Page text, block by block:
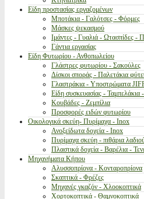
Είδη προστασίας εργαζομένων
Μποτάκια - Γαλότσες - Φόρμες
Μάσκες ψεκασμού
Ιμάντες - Γυαλιά - Ωτασπίδες -
Γάντια εργασίας
Είδη Φυτωρίου - Ανθοπωλείου
Γλάστρες φυτωρίου - Σακούλες
Δίσκοι σποράς - Παλετάκια
Γλαστράκια - Υποστρώματα
Είδη συσκευασίας - Ταμπελάκια
Κουβάδες - Ζεμπίλια
Προσφορές ειδών φυτωρίου
Οικολογικά σκεύη- Πυρίμαχα - Inox
Ανοξείδωτα δοχεία - Inox
Πυρίμαχα σκεύη - πιθάρια
Πλαστικά δοχεία - Βαρέλια -
Μηχανήματα Κήπου
Αλυσσοπρίονα - Κονταροπρίονα
Σκαπτικά - Φρέζες
Μηχανές γκαζόν - Χλοοκοπτικά
Χορτοκοπτικά - Θαμνοκοπτικά